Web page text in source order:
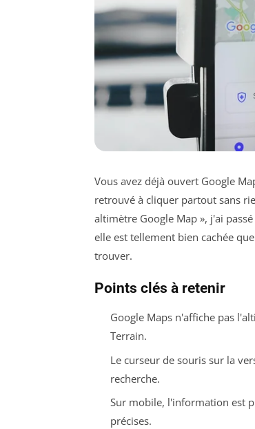
Vous avez déjà ouvert Google
retrouvé à cliquer partout sans
altimètre Google Map », j'ai
elle est tellement bien cachée
trouver.
Points clés à retenir
Google Maps n'affiche pas
Terrain.
Le curseur de souris sur la
recherche.
Sur mobile, l'information est
précises.